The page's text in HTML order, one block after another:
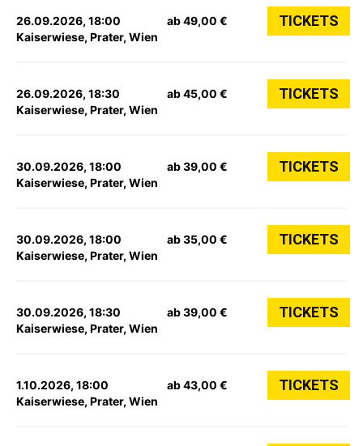
26.09.2026, 18:00
Kaiserwiese, Prater, Wien
ab 49,00 € TICKETS
26.09.2026, 18:30
Kaiserwiese, Prater, Wien
ab 45,00 € TICKETS
30.09.2026, 18:00
Kaiserwiese, Prater, Wien
ab 39,00 € TICKETS
30.09.2026, 18:00
Kaiserwiese, Prater, Wien
ab 35,00 € TICKETS
30.09.2026, 18:30
Kaiserwiese, Prater, Wien
ab 39,00 € TICKETS
1.10.2026, 18:00
Kaiserwiese, Prater, Wien
ab 43,00 € TICKETS